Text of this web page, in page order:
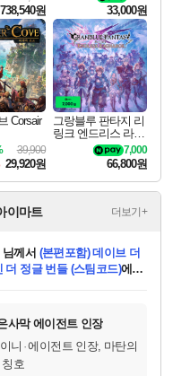
738,540원 33,000원
Corsair
39,900
29,920원
그랑블루 판타지 리
링크 엔드리스 라그
나로크 Granblue Fa
ntasy Relink Endless
7,000
66,800원
이마트 더보기+
니다.
니다.
서 디스코 엘리시움 최종판
에 당첨되셨습니다.
니다.
니다.
팀코드)를 교환.
니다.
니다.
니다.
니다.
사막 에이전트 인장
니 ·에이전트 인장, 마탄의
칭호